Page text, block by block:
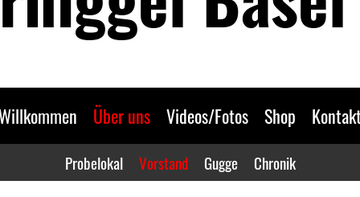
Über uns Videos/Fotos Shop
Probelokal Vorstand Gugge Chronik